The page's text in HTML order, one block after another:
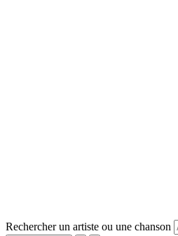
Rechercher un artiste ou une chanson